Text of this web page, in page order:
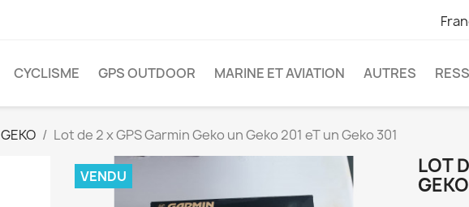
CYCLISME GPS OUTDOOR MARINE ET AVIATION AUTRES
GEKO Lot de 2 x GPS Garmin Geko un Geko 201 eT un Geko 301
VENDU
LOT